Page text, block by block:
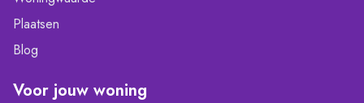
Plaatsen
Blog
Voor jouw woning